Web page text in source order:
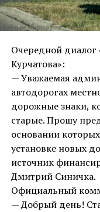
Очередной диалог
Курчатова»:
— Уважаемая
автодорогах
дорожные знаки,
старые. Прошу
основании
установке новых
источник
Дмитрий Синичка.
Официальный
— Добрый день!